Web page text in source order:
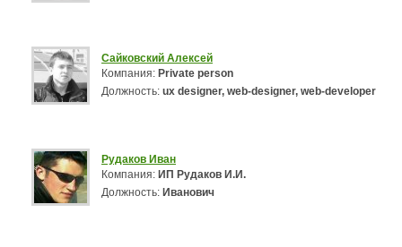
Сайковский Алексей
Компания: Private person
Должность: ux designer, web-designer, web-developer
Рудаков Иван
Компания: ИП Рудаков И.И.
Должность: Иванович